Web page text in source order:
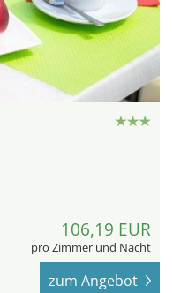
106,19 EUR
pro Zimmer und Nacht
zum Angebot